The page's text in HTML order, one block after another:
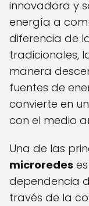
innovadora y
energía a
diferencia de
tradicionales,
manera
fuentes de
convierte en
con el medio
Una de las
microredes
dependencia
través de la